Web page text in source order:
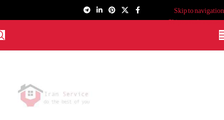
Skip to navigation
Skip to main content